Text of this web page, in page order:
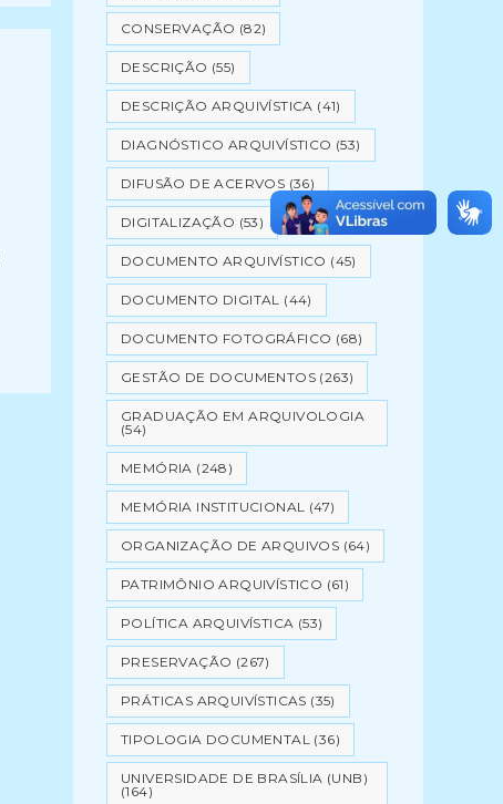
CONSERVAÇÃO (82)
DESCRIÇÃO (55)
DESCRIÇÃO ARQUIVÍSTICA (41)
DIAGNÓSTICO ARQUIVÍSTICO (53)
DIFUSÃO DE ACERVOS (36)
DIGITALIZAÇÃO (53)
DOCUMENTO ARQUIVÍSTICO (45)
DOCUMENTO DIGITAL (44)
DOCUMENTO FOTOGRÁFICO (68)
GESTÃO DE DOCUMENTOS (263)
GRADUAÇÃO EM ARQUIVOLOGIA
(54)
MEMÓRIA (248)
MEMÓRIA INSTITUCIONAL (47)
ORGANIZAÇÃO DE ARQUIVOS (64)
PATRIMÔNIO ARQUIVÍSTICO (61)
POLÍTICA ARQUIVÍSTICA (53)
PRESERVAÇÃO (267)
PRÁTICAS ARQUIVÍSTICAS (35)
TIPOLOGIA DOCUMENTAL (36)
UNIVERSIDADE DE BRASÍLIA (UNB)
(164)